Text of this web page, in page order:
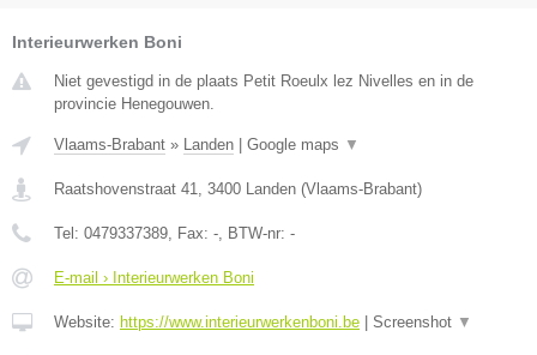
Interieurwerken Boni
Niet gevestigd in de plaats Petit Roeulx lez Nivelles en in de
provincie Henegouwen.
Vlaams-Brabant » Landen Google maps ▼
Raatshovenstraat 41, 3400 Landen (Vlaams-Brabant)
Tel: 0479337389, Fax: -, BTW-nr: -
E-mail › Interieurwerken Boni
Website: https://www.interieurwerkenboni.be Screenshot ▼